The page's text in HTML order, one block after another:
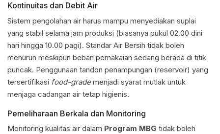
Kontinuitas dan Debit Air
Sistem pengolahan air harus mampu menyediakan suplai
yang stabil selama jam produksi (biasanya pukul 02.00 dini
hari hingga 10.00 pagi). Standar Air Bersih tidak boleh
menurun meskipun beban pemakaian sedang berada di titik
puncak. Penggunaan tandon penampungan (reservoir) yang
tersertifikasi food-grademenjadi syarat mutlak untuk
menjaga cadangan air tetap higienis.
Pemeliharaan Berkala dan Monitoring
Monitoring kualitas air dalam Program MBG tidak boleh